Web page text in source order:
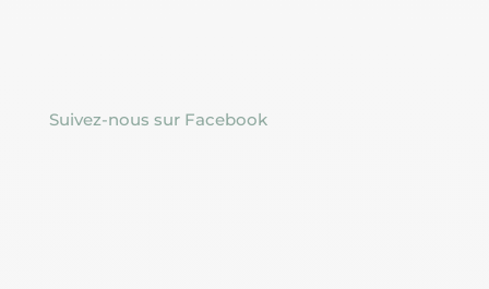
Suivez-nous sur Facebook